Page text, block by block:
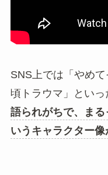
SNS上では「やめ
頃トラウマ」といっ
語られがちで、ま
いうキャラクター像